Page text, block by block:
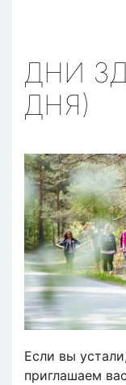
ДНИ
ДНЯ)
Если вы
приглашаем